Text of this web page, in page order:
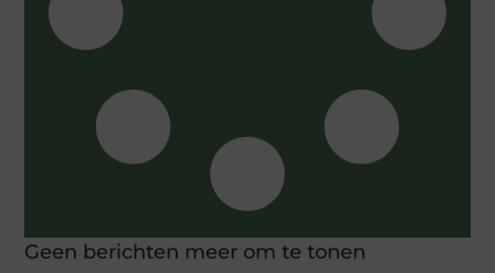
Geen berichten meer om te tonen